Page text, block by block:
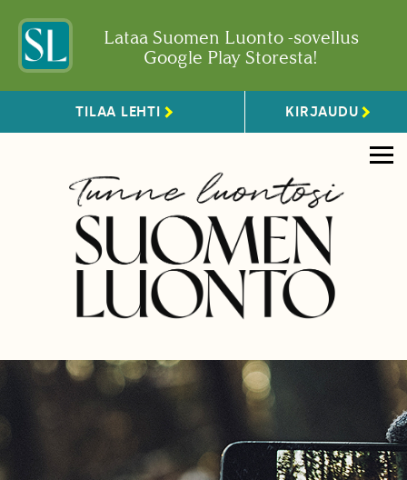
Lataa Suomen Luonto -sovellus
Google Play Storesta!
TILAA LEHTI KIRJAUDU